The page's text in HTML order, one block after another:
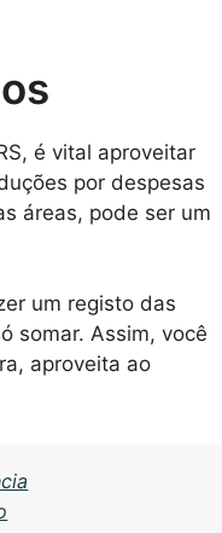
é vital aproveitar
por despesas
áreas, pode ser um
um registo das
somar. Assim, você
aproveita ao